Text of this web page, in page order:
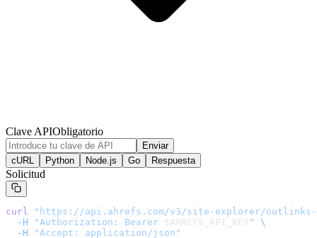
Clave APIObligatorio
Enviar
cURL
Python Node.js Go Respuesta
Solicitud
curl " https://api.ahrefs.com/v3/site-explorer/
  -H
"Authorization: Bearer $AHREFS_API_KEY "
\
  -H
"Accept: application/json"